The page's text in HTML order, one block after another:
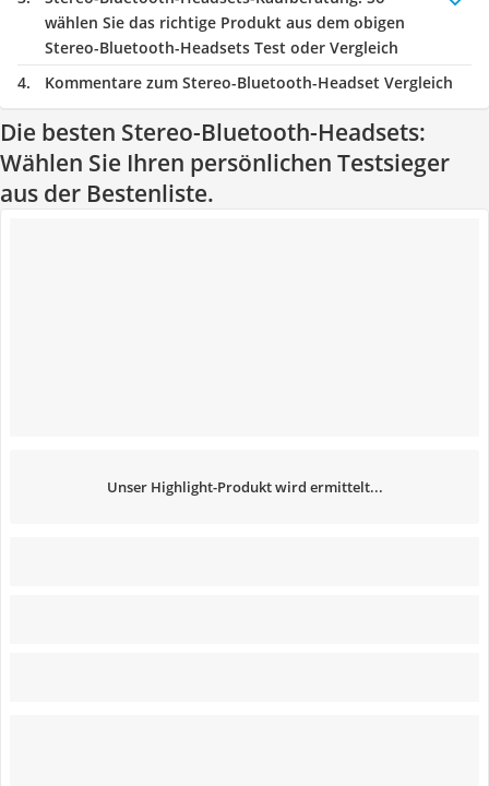
wählen Sie das richtige Produkt aus dem obigen
Stereo-Bluetooth-Headsets Test oder Vergleich
Kommentare zum Stereo-Bluetooth-Headset Vergleich
Die besten Stereo-Bluetooth-Headsets:
Wählen Sie Ihren persönlichen Testsieger
aus der Bestenliste.
Unser Highlight-Produkt wird ermittelt...